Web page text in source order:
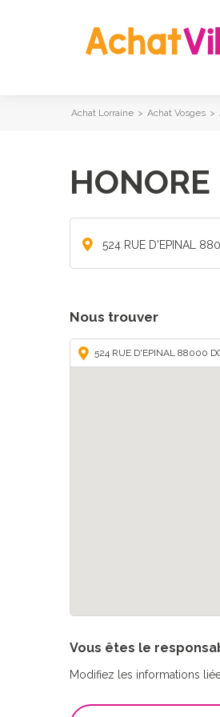
Achat Lorraine > Achat Vosges >
524 RUE D'EPINAL
Nous trouver
524 RUE D'EPINAL 88000
Vous êtes le
Modifiez les informations